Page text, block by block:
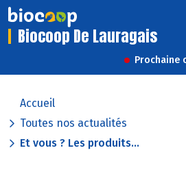
Biocoop De Lauragais
Prochaine
Accueil
Toutes nos actualités
Et vous ? Les produits...